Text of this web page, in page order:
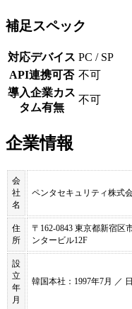
補足スペック
対応デバイス PC / SP
API連携可否 不可
導入企業カス
タム有無
不可
企業情報
会
社
名
ペンタセキュリティ株式
住
所
〒162-0843 東京都新宿区
ンタービル12F
設
立
年
月
韓国本社：1997年7月 ／